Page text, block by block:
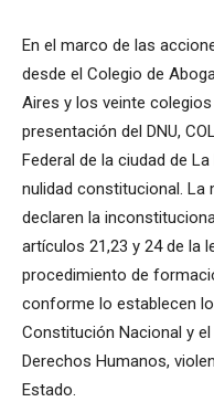
En el marco de las
desde el Colegio de
Aires y los veinte
presentación del DNU,
Federal de la ciudad de
nulidad constitucional. La
declaren la
artículos 21,23 y 24 de la
procedimiento de
conforme lo establecen
Constitución Nacional y
Derechos Humanos,
Estado.